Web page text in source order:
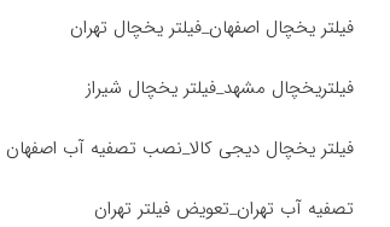
فیلتر یخچال اصفهان_فیلتر یخچال تهران
فیلتریخچال مشهد_فیلتر یخچال شیراز
فیلتر یخچال دیجی کالا_نصب تصفیه آب اصفهان
تصفیه آب تهران_تعویض فیلتر تهران